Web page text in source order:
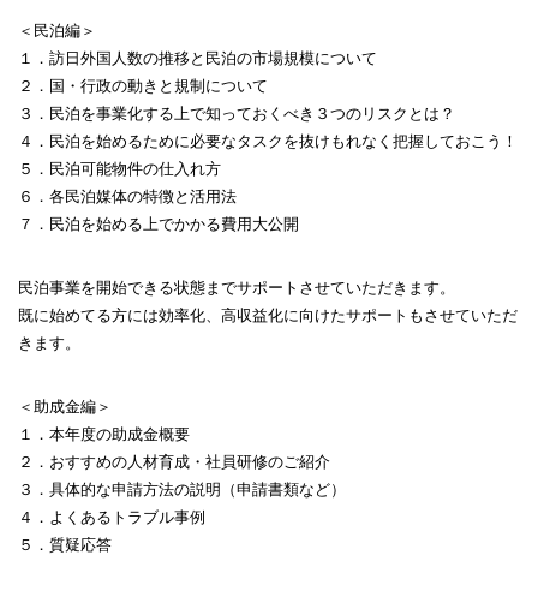
＜民泊編＞
１．訪日外国人数の推移と民泊の市場規模について
２．国・行政の動きと規制について
３．民泊を事業化する上で知っておくべき３つのリスクとは？
４．民泊を始めるために必要なタスクを抜けもれなく把握しておこう！
５．民泊可能物件の仕入れ方
６．各民泊媒体の特徴と活用法
７．民泊を始める上でかかる費用大公開
民泊事業を開始できる状態までサポートさせていただきます。
既に始めてる方には効率化、高収益化に向けたサポートもさせていただ
きます。
＜助成金編＞
１．本年度の助成金概要
２．おすすめの人材育成・社員研修のご紹介
３．具体的な申請方法の説明（申請書類など）
４．よくあるトラブル事例
５．質疑応答